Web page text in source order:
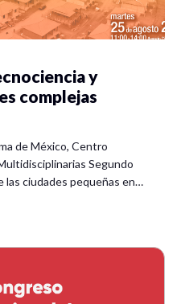
y
complejas
de México, Centro
Segundo
las ciudades pequeñas en…